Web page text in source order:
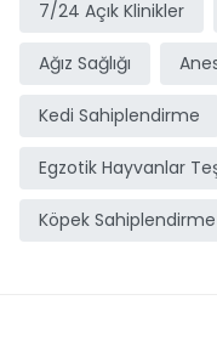
7/24 Açık Klinikler
Ağız Sağlığı
Kedi Sahiplendirme
Egzotik Hayvanlar
Köpek Sahiplendirme